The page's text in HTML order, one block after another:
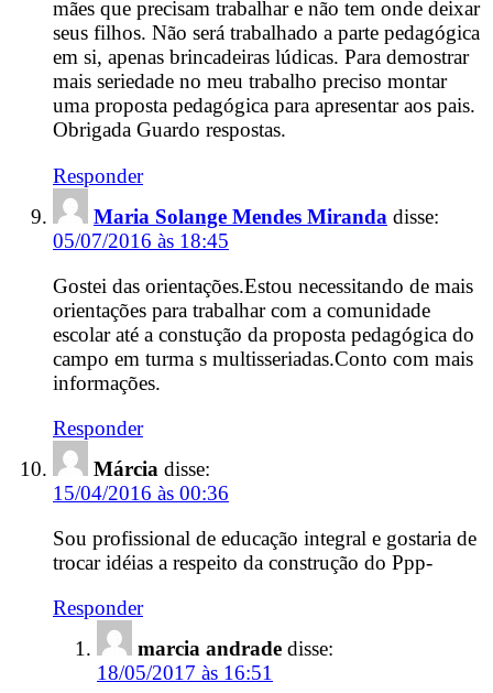
mães que precisam trabalhar e não tem onde deixar
seus filhos. Não será trabalhado a parte pedagógica
em si, apenas brincadeiras lúdicas. Para demostrar
mais seriedade no meu trabalho preciso montar
uma proposta pedagógica para apresentar aos pais.
Obrigada Guardo respostas.
Responder
Maria Solange Mendes Miranda disse:
05/07/2016 às 18:45
Gostei das orientações.Estou necessitando de mais
orientações para trabalhar com a comunidade
escolar até a constução da proposta pedagógica do
campo em turma s multisseriadas.Conto com mais
informações.
Responder
Márcia disse:
15/04/2016 às 00:36
Sou profissional de educação integral e gostaria de
trocar idéias a respeito da construção do Ppp-
Responder
marcia andrade disse:
18/05/2017 às 16:51